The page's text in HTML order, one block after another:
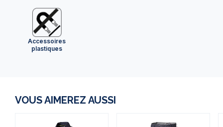
Accessoires
plastiques
VOUS AIMEREZ AUSSI